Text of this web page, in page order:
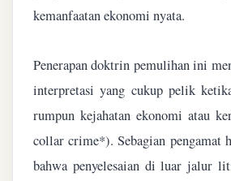
kemanfaatan ekonomi nyata.
Penerapan doktrin pemulihan ini
interpretasi yang cukup pelik
rumpun kejahatan ekonomi atau
collar crime*). Sebagian pengamat
bahwa penyelesaian di luar jalur